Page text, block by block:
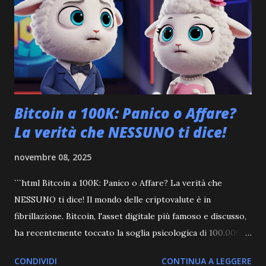
aggiornamenti negli ultimi tempi. La sua crescita futura
dipenderà dall'implementazione efficace di queste nuove
funzionalità e dall'adozione del suo ecosistema da parte
degli sviluppatori. Orario Prezzo (USD) Capitalizzazio...
Bitcoin a 100K: Panico o Affare?
La verità che NESSUNO ti dice!
novembre 08, 2025
```html Bitcoin a 100K: Panico o Affare? La verità che
NESSUNO ti dice! Il mondo delle criptovalute è in
fibrillazione. Bitcoin, l'asset digitale più famoso e discusso,
ha recentemente toccato la soglia psicologica di 100.000
CONDIVIDI CONTINUA A LEGGERE